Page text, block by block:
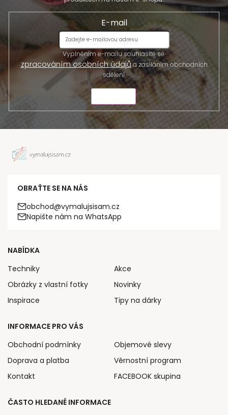
E-mail
Vyplněním e-mailu souhlasíte se
zpracováním osobních údajůa zasíláním obchodních
sdělení.
OBRAŤTE SE NA NÁS
obchod@vymalujsisam.cz
Napište nám na WhatsApp
NABÍDKA
Techniky
Obrázky z vlastní fotky
Inspirace
Akce
Novinky
Tipy na dárky
INFORMACE PRO VÁS
Obchodní podmínky
Doprava a platba
Kontakt
Objemové slevy
Věrnostní program
FACEBOOK skupina
ČASTO HLEDANÉ INFORMACE